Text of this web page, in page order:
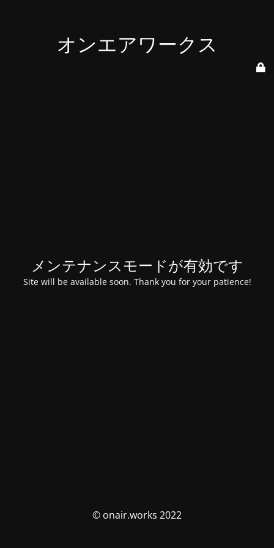
オンエアワークス
メンテナンスモードが有効です
Site will be available soon. Thank you for your patience!
© onair.works 2022